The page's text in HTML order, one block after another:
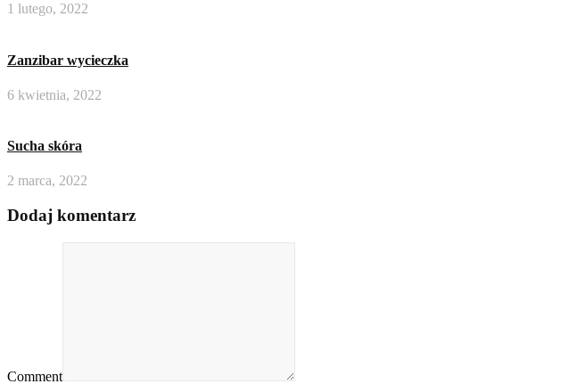
1 lutego, 2022
Zanzibar wycieczka
6 kwietnia, 2022
Sucha skóra
2 marca, 2022
Dodaj komentarz
Comment